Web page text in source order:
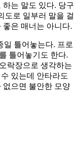
는 말도 있다. 당구
도로 일부러 말을 걸
은 매너는 아니다.
일 틀어놓는다. 프로
틀어놓기도 한다.
락장으로 생각하는
있는데 안타라도
없으면 불안한 모양